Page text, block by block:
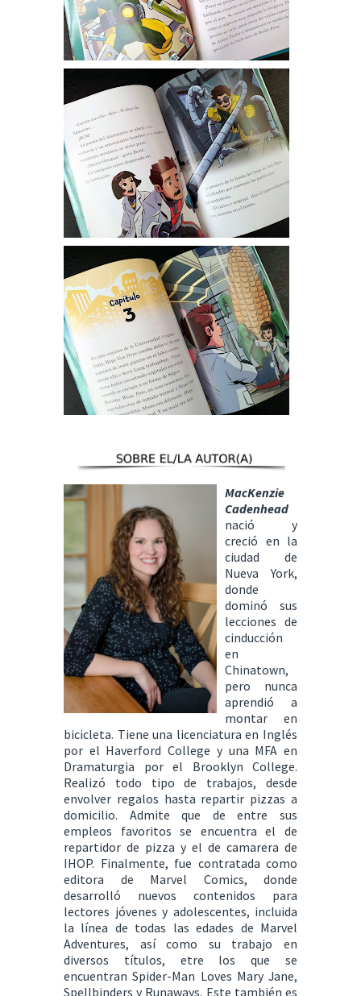
MacKenzie
Cadenhead
nació y
creció en la
ciudad de
Nueva York,
donde
dominó sus
lecciones de
cinducción
en
Chinatown,
pero nunca
aprendió a
montar en
bicicleta. Tiene una licenciatura en Inglés
por el Haverford College y una MFA en
Dramaturgia por el Brooklyn College.
Realizó todo tipo de trabajos, desde
envolver regalos hasta repartir pizzas a
domicilio. Admite que de entre sus
empleos favoritos se encuentra el de
repartidor de pizza y el de camarera de
IHOP. Finalmente, fue contratada como
editora de Marvel Comics, donde
desarrolló nuevos contenidos para
lectores jóvenes y adolescentes, incluida
la línea de todas las edades de Marvel
Adventures, así como su trabajo en
diversos títulos, etre los que se
encuentran Spider-Man Loves Mary Jane,
Spellbinders y Runaways. Este también es